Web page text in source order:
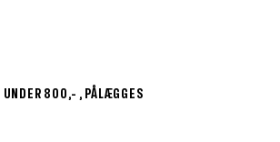
UNDER 800,- , PÅLÆGGES